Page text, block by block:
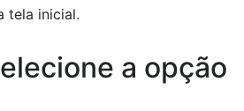
tela inicial.
a opção